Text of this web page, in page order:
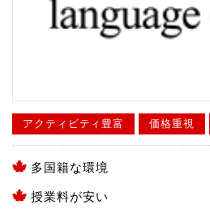
アクティビティ豊富 価格重視
多国籍な環境
授業料が安い